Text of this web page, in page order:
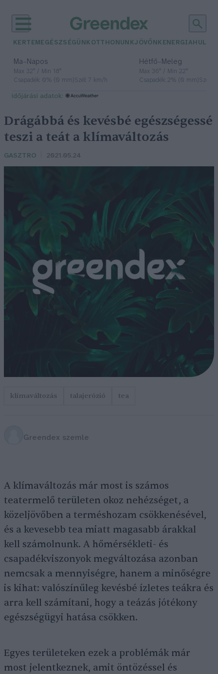
KERTEM EGÉSZSÉGÜNK OTTHONUNKJÖVŐNK ENERGIA
Ma– Napos
Max 32° / Min 18°
Csapadék: 0% (0 mm)Szél: 7 km/h
Hétfő– Meleg
Max 36° / Min 22°
Csapadék: 2% (0 mm)Szél:
időjárási adatok:
Drágábbá és kevésbé egészségessé
teszi a teát a klímaváltozás
GASZTRO 2021.05.24
klímaváltozás talajerózió tea
Greendex szemle
A klímaváltozás már most is számos
teatermelő területen okoz nehézséget, a
közeljövőben a terméshozam csökkenésével,
és a kevesebb tea miatt magasabb árakkal
kell számolnunk. A hőmérsékleti- és
csapadékviszonyok megváltozása azonban
nemcsak a mennyiségre, hanem a minőségre
is kihat: valószínűleg kevésbé ízletes teákra és
arra kell számítani, hogy a teázás jótékony
egészségügyi hatása csökken.
Egyes területeken ezek a problémák már
most jelentkeznek, amit öntözéssel és